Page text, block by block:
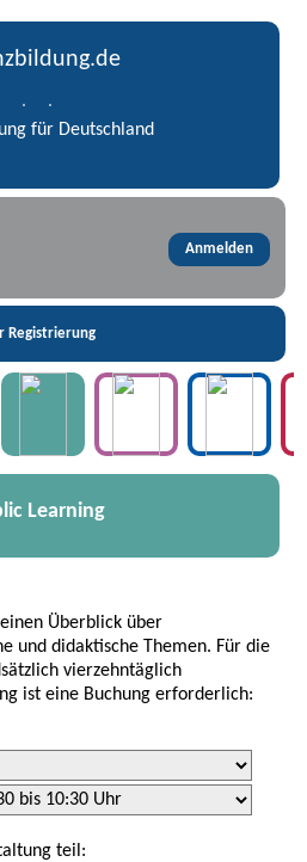
für Deutschland
Learning
Überblick über
und didaktische Themen. Für die
vierzehntäglich
ist eine Buchung erforderlich:
teil: